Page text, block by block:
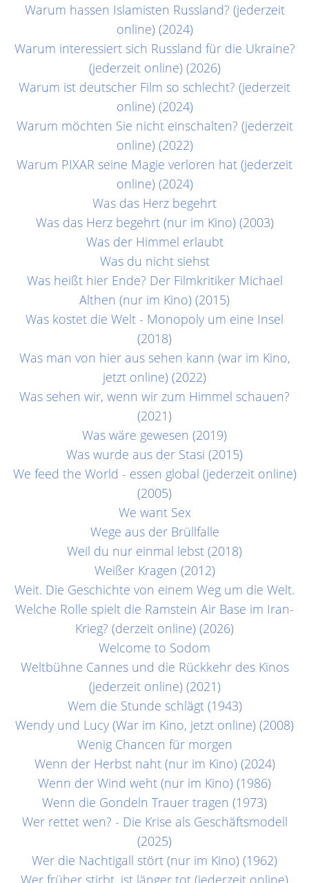
Warum hassen Islamisten Russland? (jederzeit
online) (2024)
Warum interessiert sich Russland für die Ukraine?
(jederzeit online) (2026)
Warum ist deutscher Film so schlecht? (jederzeit
online) (2024)
Warum möchten Sie nicht einschalten? (jederzeit
online) (2022)
Warum PIXAR seine Magie verloren hat (jederzeit
online) (2024)
Was das Herz begehrt
Was das Herz begehrt (nur im Kino) (2003)
Was der Himmel erlaubt
Was du nicht siehst
Was heißt hier Ende? Der Filmkritiker Michael
Althen (nur im Kino) (2015)
Was kostet die Welt - Monopoly um eine Insel
(2018)
Was man von hier aus sehen kann (war im Kino,
jetzt online) (2022)
Was sehen wir, wenn wir zum Himmel schauen?
(2021)
Was wäre gewesen (2019)
Was wurde aus der Stasi (2015)
We feed the World - essen global (jederzeit online)
(2005)
We want Sex
Wege aus der Brüllfalle
Weil du nur einmal lebst (2018)
Weißer Kragen (2012)
Weit. Die Geschichte von einem Weg um die Welt.
Welche Rolle spielt die Ramstein Air Base im Iran-
Krieg? (derzeit online) (2026)
Welcome to Sodom
Weltbühne Cannes und die Rückkehr des Kinos
(jederzeit online) (2021)
Wem die Stunde schlägt (1943)
Wendy und Lucy (War im Kino, jetzt online) (2008)
Wenig Chancen für morgen
Wenn der Herbst naht (nur im Kino) (2024)
Wenn der Wind weht (nur im Kino) (1986)
Wenn die Gondeln Trauer tragen (1973)
Wer rettet wen? - Die Krise als Geschäftsmodell
(2025)
Wer die Nachtigall stört (nur im Kino) (1962)
Wer früher stirbt, ist länger tot (jederzeit online)